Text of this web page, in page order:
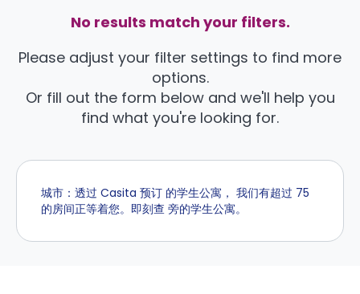
No results match your filters.
Please adjust your filter settings to find more
options.
Or fill out the form below and we'll help you
find what you're looking for.
城市：透过 Casita 预订 的学生公寓， 我们有超过 75
的房间正等着您。即刻查 旁的学生公寓。